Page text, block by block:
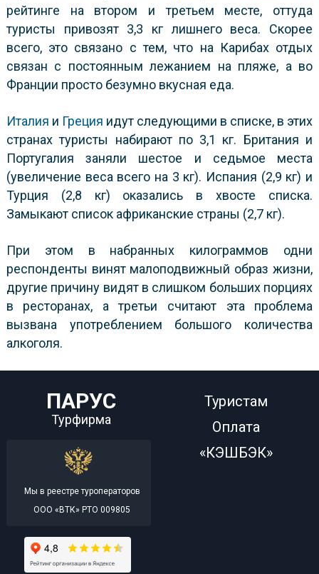
рейтинге на втором и третьем месте, оттуда
туристы привозят 3,3 кг лишнего веса. Скорее
всего, это связано с тем, что на Карибах отдых
связан с постоянным лежанием на пляже, а во
Франции просто безумно вкусная еда.
Италия и Греция идут следующими в списке, в этих
странах туристы набирают по 3,1 кг. Британия и
Португалия заняли шестое и седьмое места
(увеличение веса всего на 3 кг). Испания (2,9 кг) и
Турция (2,8 кг) оказались в хвосте списка.
Замыкают список африканские страны (2,7 кг).
При этом в набранных килограммов одни
респонденты винят малоподвижный образ жизни,
другие причину видят в слишком больших порциях
в ресторанах, а третьи считают эта проблема
вызвана употреблением большого количества
алкоголя.
ПАРУС
Турфирма
Мы в реестре туроператоров
ООО «ВТК» РТО 009805
Туристам
Оплата
«КЭШБЭК»